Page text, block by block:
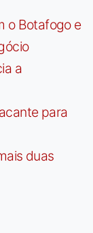
o Botafogo e
a
para
duas